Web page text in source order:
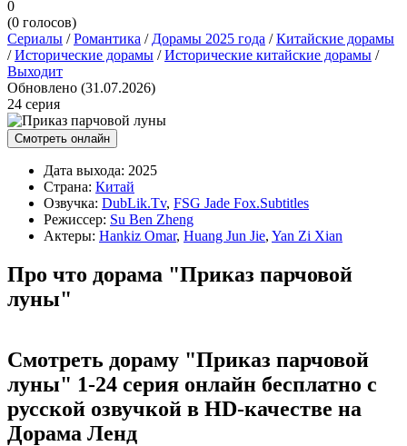
0
(0 голосов)
Сериалы /Романтика / Дорамы 2025 года /Китайские дорамы
/Исторические дорамы /Исторические китайские дорамы /
Выходит
Обновлено (31.07.2026)
24 серия
Смотреть онлайн
Дата выхода: 2025
Страна: Китай
Озвучка: DubLik.Tv, FSG Jade Fox.Subtitles
Режиссер: Su Ben Zheng
Актеры: Hankiz Omar, Huang Jun Jie, Yan Zi Xian
Про что дорама "Приказ парчовой
луны"
Смотреть дораму "Приказ парчовой
луны" 1-24 серия онлайн бесплатно с
русской озвучкой в HD-качестве на
Дорама Ленд